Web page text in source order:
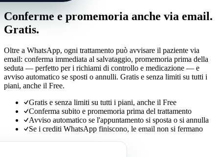
Conferme e promemoria anche via email.
Gratis.
Oltre a WhatsApp, ogni trattamento può avvisare il paziente via
email: conferma immediata al salvataggio, promemoria prima della
seduta — perfetto per i richiami di controllo e medicazione — e
avviso automatico se sposti o annulli. Gratis e senza limiti su tutti i
piani, anche il Free.
Gratis e senza limiti su tutti i piani, anche il Free
Conferma subito e promemoria prima del trattamento
Avviso automatico se l'appuntamento si sposta o si annulla
Se i crediti WhatsApp finiscono, le email non si fermano